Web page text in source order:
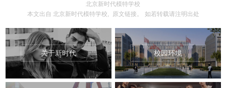
北京新时代模特学校
本文出自 北京新时代模特学校, 原文链接。 如若转载请注明出处
关于新时代 校园环境